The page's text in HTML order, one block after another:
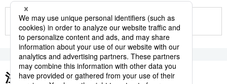
もっと見る
注目のキーワード